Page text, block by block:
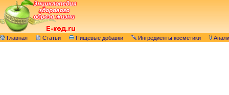
Главная Статьи Пищевые добавки Ингредиенты косметики